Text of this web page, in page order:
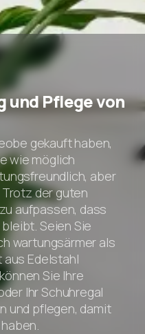
und Pflege von
gekauft haben,
wie möglich
aber
der guten
aufpassen, dass
Seien Sie
wartungsärmer als
aus Edelstahl
Sie Ihre
Ihr Schuhregal
und pflegen, damit